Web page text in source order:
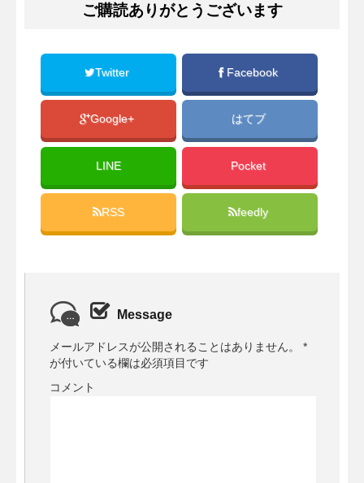
ご購読ありがとうございます
Twitter Facebook
Google+ はてブ
LINE Pocket
RSS feedly
Message
メールアドレスが公開されることはありません。
*
が付いている欄は必須項目です
コメント